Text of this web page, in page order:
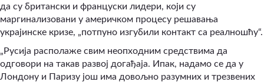
да су британски и француски лидери, који су
маргинализовани у америчком процесу решавања
украјинске кризе, „потпуно изгубили контакт са реалношћу“.
„Русија располаже свим неопходним средствима да
одговори на такав развој догађаја. Ипак, надамо се да у
Лондону и Паризу још има довољно разумних и трезвених